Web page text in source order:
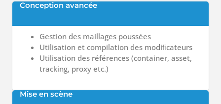
Conception avancée
Gestion des maillages poussées
Utilisation et compilation des modiﬁcateurs
Utilisation des références (container, asset,
tracking, proxy etc.)
Mise en scène